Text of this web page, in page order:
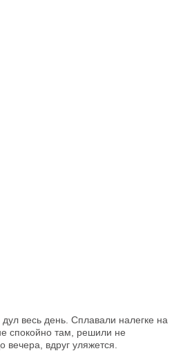
весь день. Сплавали налегке на
спокойно там, решили не
вечера, вдруг уляжется.